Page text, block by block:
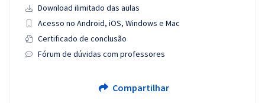
Download ilimitado das aulas
Acesso no Android, iOS, Windows e Mac
Certificado de conclusão
Fórum de dúvidas com professores
Compartilhar